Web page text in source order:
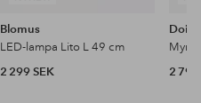
Blomus
LED-lampa Lito L 49 cm
2 299 SEK
2 799